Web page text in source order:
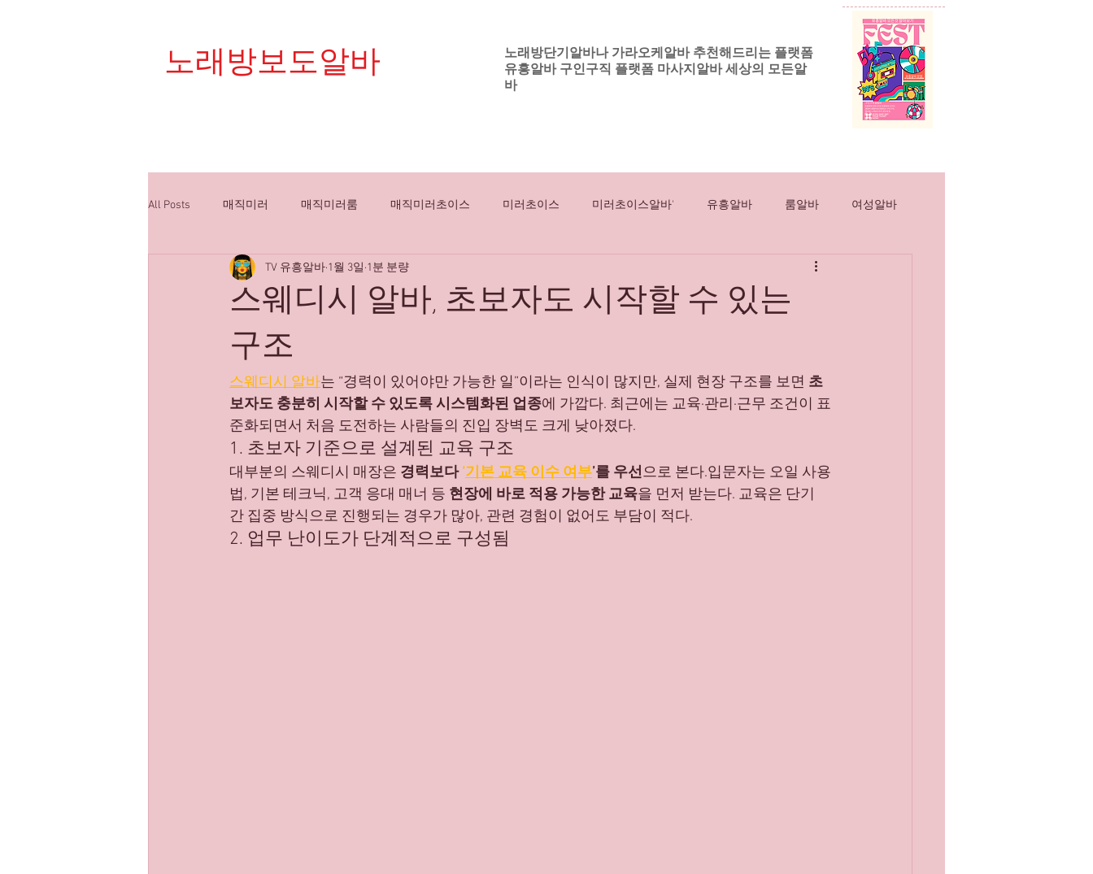
노래방보도알바
노래방단기알바나 가라오케알바 추천해드리는 플랫폼
유흥알바구인구직 플랫폼 마사지알바세상의 모든알
바
All Posts 매직미러 매직미러룸 매직미러초이스 미러초이스 미러초이스알바' 유흥알바 룸알바 여성알바
유흥알바구인 룸싸롱알바
스웨디시알바 스웨디시구인
부업트렌드 스웨디시핫플 마산 유흥알바 채용중 유흥알바 채용중 마산 유흥알바 마산유흥알바채용중
스웨디시 알바, 초보자도 시작할 수 있는
구조
TV 유흥알바 1월 3일 1분 분량
스웨디시 알바는 “경력이 있어야만 가능한 일”이라는 인식이 많지만, 실제 현장 구조를 보면 초
보자도 충분히 시작할 수 있도록 시스템화된 업종에 가깝다. 최근에는 교육·관리·근무 조건이 표
준화되면서 처음 도전하는 사람들의 진입 장벽도 크게 낮아졌다.
1. 초보자 기준으로 설계된 교육 구조
대부분의 스웨디시 매장은 경력보다 ‘기본 교육 이수 여부’를 우선으로 본다.입문자는 오일 사용
법, 기본 테크닉, 고객 응대 매너 등 현장에 바로 적용 가능한 교육을 먼저 받는다. 교육은 단기
간 집중 방식으로 진행되는 경우가 많아, 관련 경험이 없어도 부담이 적다.
2. 업무 난이도가 단계적으로 구성됨